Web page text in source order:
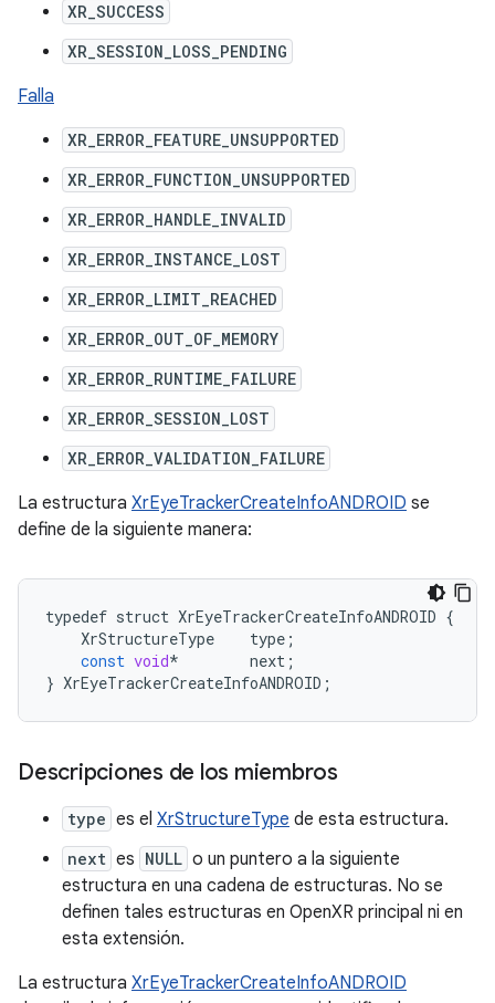
XR_SUCCESS
XR_SESSION_LOSS_PENDING
Falla
XR_ERROR_FEATURE_UNSUPPORTED
XR_ERROR_FUNCTION_UNSUPPORTED
XR_ERROR_HANDLE_INVALID
XR_ERROR_INSTANCE_LOST
XR_ERROR_LIMIT_REACHED
XR_ERROR_OUT_OF_MEMORY
XR_ERROR_RUNTIME_FAILURE
XR_ERROR_SESSION_LOST
XR_ERROR_VALIDATION_FAILURE
La estructura XrEyeTrackerCreateInfoANDROID se
define de la siguiente manera:
typedef struct XrEyeTrackerCreateInfoANDROID {
XrStructureType
type ;
const void* next ;
} XrEyeTrackerCreateInfoANDROID ;
Descripciones de los miembros
type es el XrStructureType de esta estructura.
next es NULL o un puntero a la siguiente
estructura en una cadena de estructuras. No se
definen tales estructuras en OpenXR principal ni en
esta extensión.
La estructura XrEyeTrackerCreateInfoANDROID